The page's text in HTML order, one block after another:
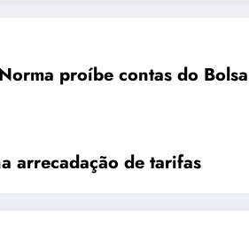
Norma proíbe contas do
arrecadação de tarifas